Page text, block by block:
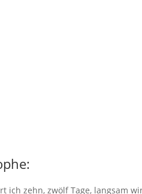
ich zehn, zwölf Tage, langsam